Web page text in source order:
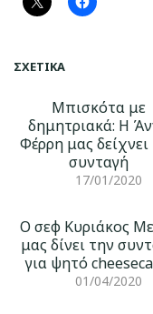
ΣΧΕΤΙΚΆ
Μπισκότα με
δημητριακά: Η
Φέρρη μας δείχνει
συνταγή
17/01/2020
Ο σεφ Κυριάκος
μας δίνει την
για ψητό
01/04/2020